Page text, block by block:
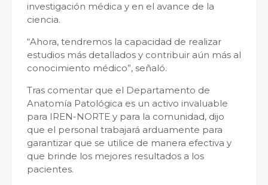
investigación médica y en el avance de la
ciencia.
“Ahora, tendremos la capacidad de realizar
estudios más detallados y contribuir aún más al
conocimiento médico”, señaló.
Tras comentar que el Departamento de
Anatomía Patológica es un activo invaluable
para IREN-NORTE y para la comunidad, dijo
que el personal trabajará arduamente para
garantizar que se utilice de manera efectiva y
que brinde los mejores resultados a los
pacientes.